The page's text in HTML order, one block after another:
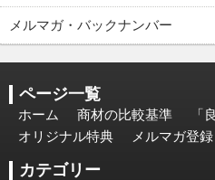
メルマガ・バックナンバー
ページ一覧
ホーム 商材の比較基準
「
オリジナル特典
メルマガ登録
カテゴリー